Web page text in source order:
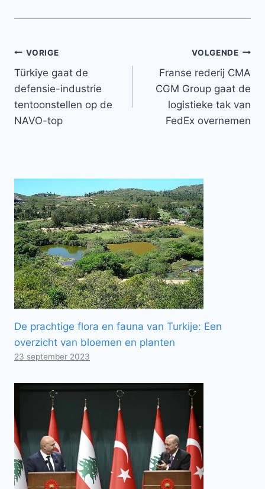
Bericht
navigatie
VORIGE
Türkiye gaat de
defensie-industrie
tentoonstellen op de
NAVO-top
VOLGENDE
Franse rederij CMA
CGM Group gaat de
logistieke tak van
FedEx overnemen
De prachtige flora en fauna van Turkije: Een
overzicht van bloemen en planten
23 september 2023